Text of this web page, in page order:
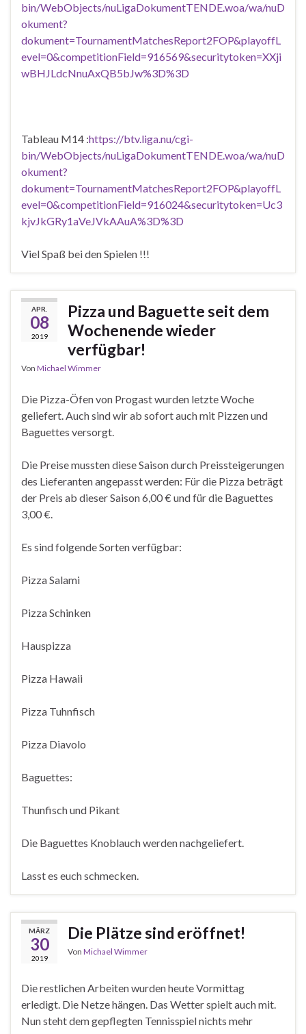
bin/WebObjects/nuLigaDokumentTENDE.woa/wa/nuD
okument?
dokument=TournamentMatchesReport2FOP&playoffL
evel=0&competitionField=916569&securitytoken=XXji
wBHJLdcNnuAxQB5bJw%3D%3D
Tableau M14 :https://btv.liga.nu/cgi-
bin/WebObjects/nuLigaDokumentTENDE.woa/wa/nuD
okument?
dokument=TournamentMatchesReport2FOP&playoffL
evel=0&competitionField=916024&securitytoken=Uc3
kjvJkGRy1aVeJVkAAuA%3D%3D
Viel Spaß bei den Spielen !!!
APR.
08
2019
Pizza und Baguette seit dem
Wochenende wieder
verfügbar!
Von Michael Wimmer
Die Pizza-Öfen von Progast wurden letzte Woche
geliefert. Auch sind wir ab sofort auch mit Pizzen und
Baguettes versorgt.
Die Preise mussten diese Saison durch Preissteigerungen
des Lieferanten angepasst werden: Für die Pizza beträgt
der Preis ab dieser Saison 6,00 € und für die Baguettes
3,00 €.
Es sind folgende Sorten verfügbar:
Pizza Salami
Pizza Schinken
Hauspizza
Pizza Hawaii
Pizza Tuhnfisch
Pizza Diavolo
Baguettes:
Thunfisch und Pikant
Die Baguettes Knoblauch werden nachgeliefert.
Lasst es euch schmecken.
MÄRZ
30
2019
Die Plätze sind eröffnet!
Von Michael Wimmer
Die restlichen Arbeiten wurden heute Vormittag
erledigt. Die Netze hängen. Das Wetter spielt auch mit.
Nun steht dem gepflegten Tennisspiel nichts mehr